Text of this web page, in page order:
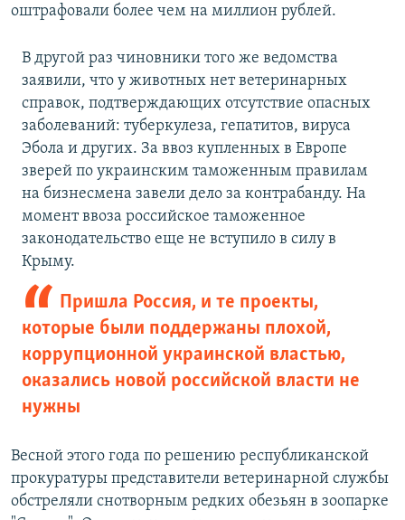
оштрафовали более чем на миллион рублей.
В другой раз чиновники того же ведомства
заявили, что у животных нет ветеринарных
справок, подтверждающих отсутствие опасных
заболеваний: туберкулеза, гепатитов, вируса
Эбола и других. За ввоз купленных в Европе
зверей по украинским таможенным правилам
на бизнесмена завели дело за контрабанду. На
момент ввоза российское таможенное
законодательство еще не вступило в силу в
Крыму.
Пришла Россия, и те проекты,
которые были поддержаны плохой,
коррупционной украинской властью,
оказались новой российской власти не
нужны
Весной этого года по решению республиканской
прокуратуры представители ветеринарной службы
обстреляли снотворным редких обезьян в зоопарке